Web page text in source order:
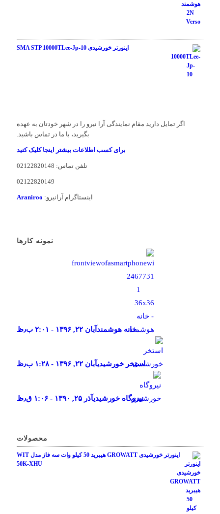
نمره3.00
اینورتر خورشیدی SMA STP 10000TLee-Jp-10
اگر تمایل دارید مقام نمایندگی آرا نیرو را در شهر خودتان به عهده
بگیرید، با ما در تماس باشید.
برای کسب اطلاعات بیشتر اینجا کلیک کنید
تلفن تماس: 02122820148
02122820149
اینستاگرام آرانیرو: Araniroo
نمونه کارها
خانه هوشمند آبان ۲۲, ۱۳۹۶ - ۲:۰۱ ب٫ظ
استخر خورشیدیآبان ۲۲, ۱۳۹۶ - ۱:۲۸ ب٫ظ
نیروگاه خورشیدیآذر ۲۵, ۱۳۹۰ - ۱:۰۶ ق٫ظ
محصولات
اینورتر خورشیدی GROWATT هیبرید 50 کیلو وات سه فاز مدل WIT
50K-XHU